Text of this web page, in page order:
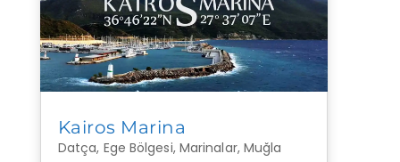
Kairos Marina
Datça, Ege Bölgesi, Marinalar, Muğla